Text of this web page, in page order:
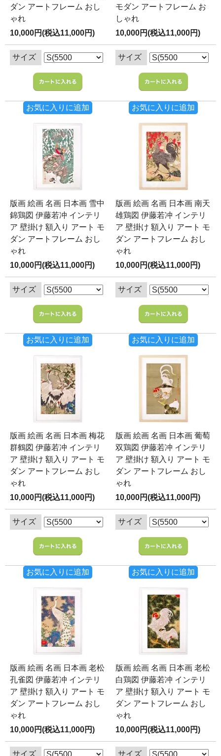
ダン アートフレーム おし
ゃれ
10,000円(税込11,000円)
サイズ
お気に入りに追加
モダン アートフレーム お
しゃれ
10,000円(税込11,000円)
サイズ
お気に入りに追加
版画 絵画 名画 日本画 雪中
錦鶏図 伊藤若冲 インテリ
ア 壁掛け 額入り アート モ
ダン アートフレーム おし
ゃれ
10,000円(税込11,000円)
サイズ
お気に入りに追加
版画 絵画 名画 日本画 南天
雄鶏図 伊藤若冲 インテリ
ア 壁掛け 額入り アート モ
ダン アートフレーム おし
ゃれ
10,000円(税込11,000円)
サイズ
お気に入りに追加
版画 絵画 名画 日本画 梅花
群鶴図 伊藤若冲 インテリ
ア 壁掛け 額入り アート モ
ダン アートフレーム おし
ゃれ
10,000円(税込11,000円)
サイズ
お気に入りに追加
版画 絵画 名画 日本画 葡萄
双鶏図 伊藤若冲 インテリ
ア 壁掛け 額入り アート モ
ダン アートフレーム おし
ゃれ
10,000円(税込11,000円)
サイズ
お気に入りに追加
版画 絵画 名画 日本画 老松
孔雀図 伊藤若冲 インテリ
ア 壁掛け 額入り アート モ
ダン アートフレーム おし
ゃれ
10,000円(税込11,000円)
サイズ
版画 絵画 名画 日本画 老松
白鶏図 伊藤若冲 インテリ
ア 壁掛け 額入り アート モ
ダン アートフレーム おし
ゃれ
10,000円(税込11,000円)
サイズ